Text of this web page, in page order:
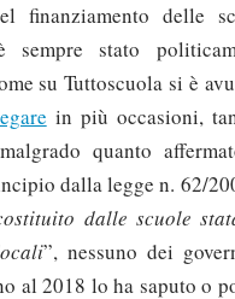
finanziamento delle
sempre stato
su Tuttoscuola si è
in più occasioni,
quanto
dalla legge n. 62/
dalle scuole
”, nessuno dei
al 2018 lo ha saputo o